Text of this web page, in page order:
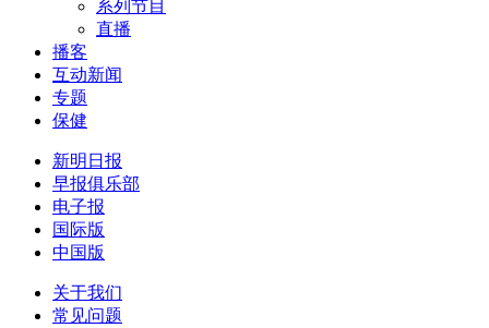
系列节目
直播
播客
互动新闻
专题
保健
新明日报
早报俱乐部
电子报
国际版
中国版
关于我们
常见问题